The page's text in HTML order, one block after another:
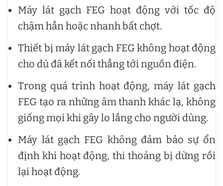
Máy lát gạch FEG hoạt động với tốc độ
chậm hẳn hoặc nhanh bất chợt.
Thiết bị máy lát gạch FEG không hoạt động
cho dù đã kết nối thẳng tới nguồn điện.
Trong quá trình hoạt động, máy lát gạch
FEG tạo ra những âm thanh khác lạ, không
giống mọi khi gây lo lắng cho người dùng.
Máy lát gạch FEG không đảm bảo sự ổn
định khi hoạt động, thi thoảng bị dừng rồi
lại hoạt động.